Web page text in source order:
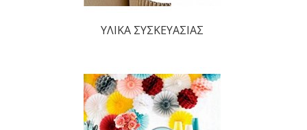
ΥΛΙΚΑ ΣΥΣΚΕΥΑΣΙΑΣ